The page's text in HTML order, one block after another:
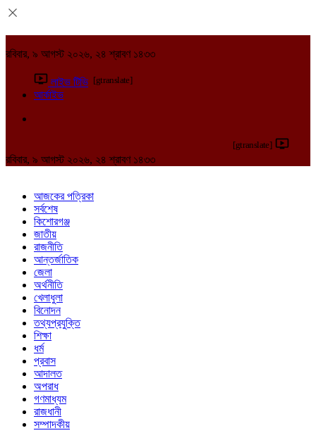
রবিবার, ৯ আগস্ট ২০২৬, ২৪ শ্রাবণ ১৪৩৩
লাইভ টিভি [gtranslate]
আর্কাইভ
[gtranslate]
রবিবার, ৯ আগস্ট ২০২৬, ২৪ শ্রাবণ ১৪৩৩
আজকের পত্রিকা
সর্বশেষ
কিশোরগঞ্জ
জাতীয়
রাজনীতি
আন্তর্জাতিক
জেলা
অর্থনীতি
খেলাধুলা
বিনোদন
তথ্যপ্রযুক্তি
শিক্ষা
ধর্ম
প্রবাস
আদালত
অপরাধ
গণমাধ্যম
রাজধানী
সম্পাদকীয়